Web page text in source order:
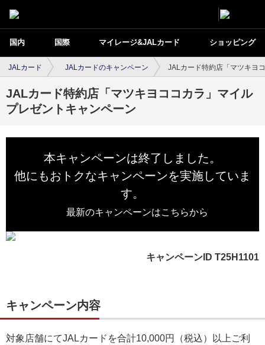
国内 国際 マイレージ&JALカード ショッピング
JALカード JALカードのキャンペーン JALカード特約店「マツキヨ
JALカード特約店「マツキヨココカラ」マイル
プレゼントキャンペーン
本キャンペーンは終了しました。
他にもおトクなキャンペーンを実施していま
す。
最新のキャンペーンはこちらから
キャンペーンID T25H1101
キャンペーン内容
対象店舗にてJALカードを合計10,000円（税込）以上ご利